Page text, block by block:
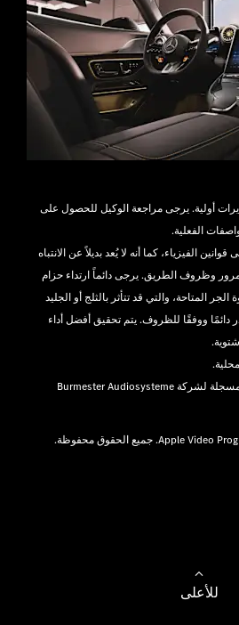
أولية. يرجى مراجعة الوكيل للحصول على
الفعلية.
الفيزياء، كما أنه لا يُعد بديلاً عن الانتباه
وظروف الطريق. يرجى دائماً ارتداء حزام
المتاحة، والتي قد تتأثر بالثلج أو الجليد
ووفقًا للظروف. يتم تحقيق أفضل أداء
[4] Burmester علامة تجارية مسجلة لشركة Burmester Audiosysteme
للأعلى